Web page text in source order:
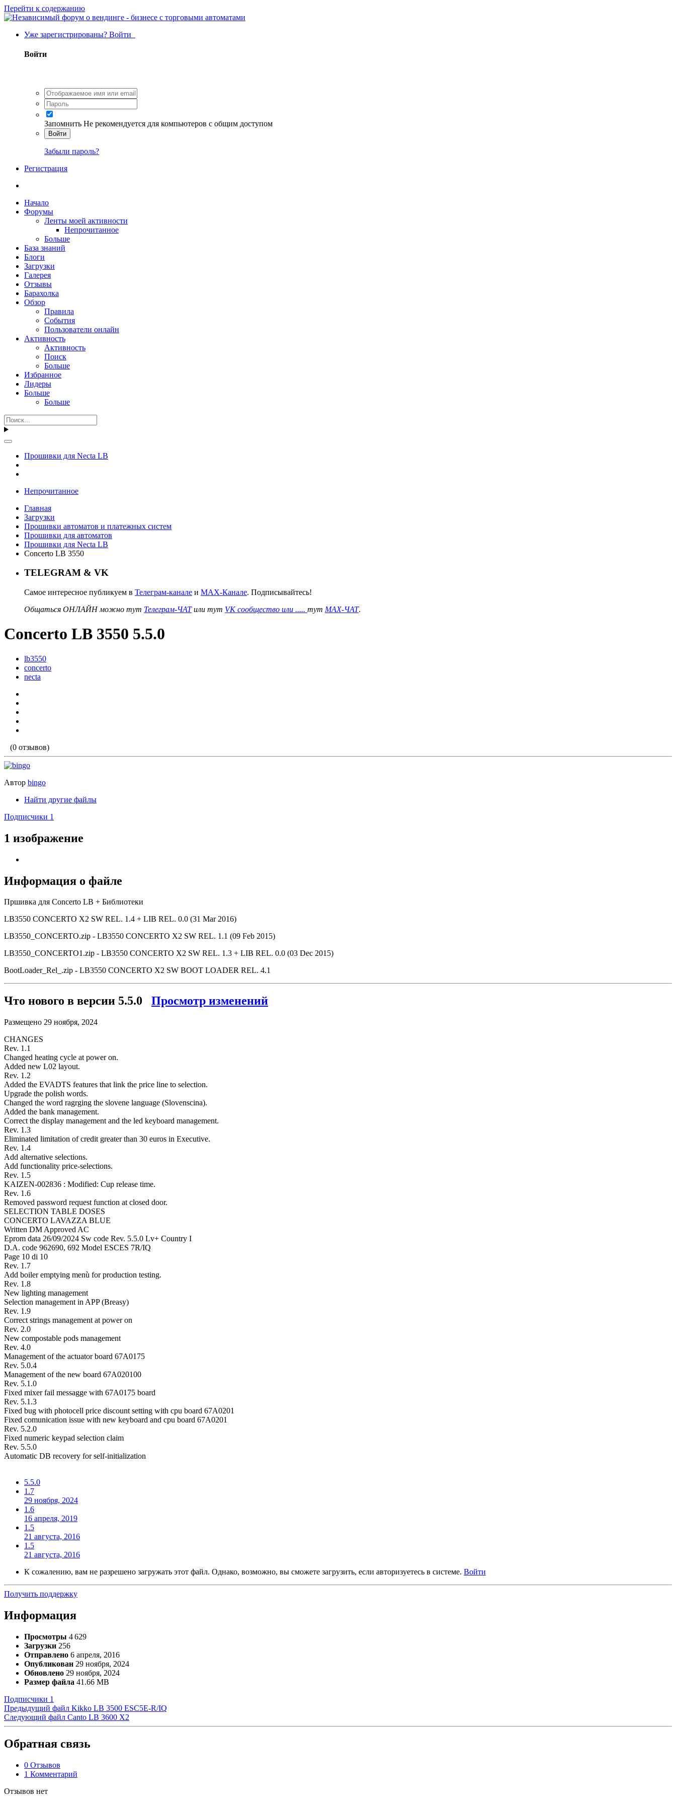
Перейти к содержанию
Уже зарегистрированы? Войти
Войти
Запомнить Не рекомендуется для компьютеров с общим доступом
Войти
Забыли пароль?
Регистрация
Начало
Форумы
Ленты моей активности
Непрочитанное
Больше
База знаний
Блоги
Загрузки
Галерея
Отзывы
Барахолка
Обзор
Правила
События
Пользователи онлайн
Активность
Активность
Поиск
Больше
Избранное
Лидеры
Больше
Больше
Прошивки для Necta LB
Непрочитанное
Главная
Загрузки
Прошивки автоматов и платежных систем
Прошивки для автоматов
Прошивки для Necta LB
Concerto LB 3550
TELEGRAM & VK
Самое интересное публикуем в Телеграм-канале и MAX-Канале. Подписывайтесь!
Общаться ОНЛАЙН можно тут Телеграм-ЧАТили тут VK сообщество или ..... тут MAX-ЧАТ.
Concerto LB 3550 5.5.0
lb3550
concerto
necta
(0 отзывов)
Автор bingo
Найти другие файлы
Подписчики 1
1 изображение
Информация о файле
Пршивка для Concerto LB + Библиотеки
LB3550 CONCERTO X2 SW REL. 1.4 + LIB REL. 0.0 (31 Mar 2016)
LB3550_CONCERTO.zip - LB3550 CONCERTO X2 SW REL. 1.1 (09 Feb 2015)
LB3550_CONCERTO1.zip - LB3550 CONCERTO X2 SW REL. 1.3 + LIB REL. 0.0 (03 Dec 2015)
BootLoader_Rel_.zip - LB3550 CONCERTO X2 SW BOOT LOADER REL. 4.1
Что нового в версии 5.5.0 Просмотр изменений
Размещено 29 ноября, 2024
CHANGES
Rev. 1.1
Changed heating cycle at power on.
Added new L02 layout.
Rev. 1.2
Added the EVADTS features that link the price line to selection.
Upgrade the polish words.
Changed the word ragrging the slovene language (Slovenscina).
Added the bank management.
Correct the display management and the led keyboard management.
Rev. 1.3
Eliminated limitation of credit greater than 30 euros in Executive.
Rev. 1.4
Add alternative selections.
Add functionality price-selections.
Rev. 1.5
KAIZEN-002836 : Modified: Cup release time.
Rev. 1.6
Removed password request function at closed door.
SELECTION TABLE DOSES
CONCERTO LAVAZZA BLUE
Written DM Approved AC
Eprom data 26/09/2024 Sw code Rev. 5.5.0 Lv+ Country I
D.A. code 962690, 692 Model ESCES 7R/IQ
Page 10 di 10
Rev. 1.7
Add boiler emptying menù for production testing.
Rev. 1.8
New lighting management
Selection management in APP (Breasy)
Rev. 1.9
Correct strings management at power on
Rev. 2.0
New compostable pods management
Rev. 4.0
Management of the actuator board 67A0175
Rev. 5.0.4
Management of the new board 67A020100
Rev. 5.1.0
Fixed mixer fail messagge with 67A0175 board
Rev. 5.1.3
Fixed bug with photocell price discount setting with cpu board 67A0201
Fixed comunication issue with new keyboard and cpu board 67A0201
Rev. 5.2.0
Fixed numeric keypad selection claim
Rev. 5.5.0
Automatic DB recovery for self-initialization
5.5.0
1.7
29 ноября, 2024
1.6
16 апреля, 2019
1.5
21 августа, 2016
1.5
21 августа, 2016
К сожалению, вам не разрешено загружать этот файл. Однако, возможно, вы сможете загрузить, если авторизуетесь в системе. Войти
Получить поддержку
Информация
Просмотры 4 629
Загрузки 256
Отправлено 6 апреля, 2016
Опубликован 29 ноября, 2024
Обновлено 29 ноября, 2024
Размер файла 41.66 MB
Подписчики 1
Предыдущий файл Kikko LB 3500 ESC5E-R/IQ
Следующий файл Canto LB 3600 X2
Обратная связь
0 Отзывов
1 Комментарий
Отзывов нет